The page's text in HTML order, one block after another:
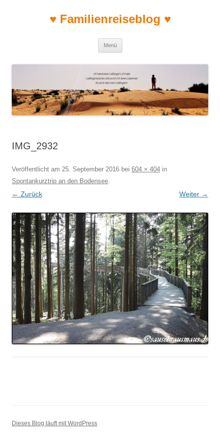
♥ Familienreiseblog ♥
Menü
IMG_2932
Veröffentlicht am 25. September 2016 bei 604 × 404 in
Spontankurztrip an den Bodensee.
← Zurück Weiter →
Dieses Blog läuft mit WordPress